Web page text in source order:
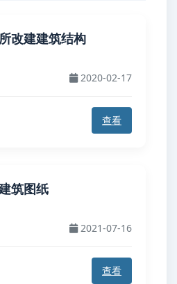
改建建筑结构
2020-02-17
查看
筑图纸
2021-07-16
查看